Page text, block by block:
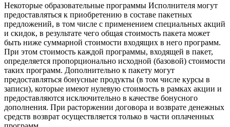
Некоторые образовательные программы Исполнителя могут
предоставляться к приобретению в составе пакетных
предложений, в том числе с применением специальных акций
и скидок, в результате чего общая стоимость пакета может
быть ниже суммарной стоимости входящих в него программ.
При этом стоимость каждой программы, входящей в пакет,
определяется пропорционально исходной (базовой) стоимости
таких программ. Дополнительно к пакету могут
предоставляться бонусные продукты (в том числе курсы в
записи), которые имеют нулевую стоимость в рамках акции и
предоставляются исключительно в качестве бонусного
дополнения. При расторжении договора и возврате денежных
средств возврат осуществляется только в части оплаченных